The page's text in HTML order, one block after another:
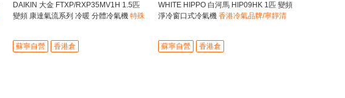
DAIKIN 大金 FTXP/RXP35MV1H 1.5匹
變頻 康達氣流系列 冷暖 分體冷氣機 特殊
蘇寧自營 香港倉
WHITE HIPPO 白河馬 HIP09HK 1匹 變頻
淨冷窗口式冷氣機 香港冷氣品牌/寧靜清
蘇寧自營 香港倉